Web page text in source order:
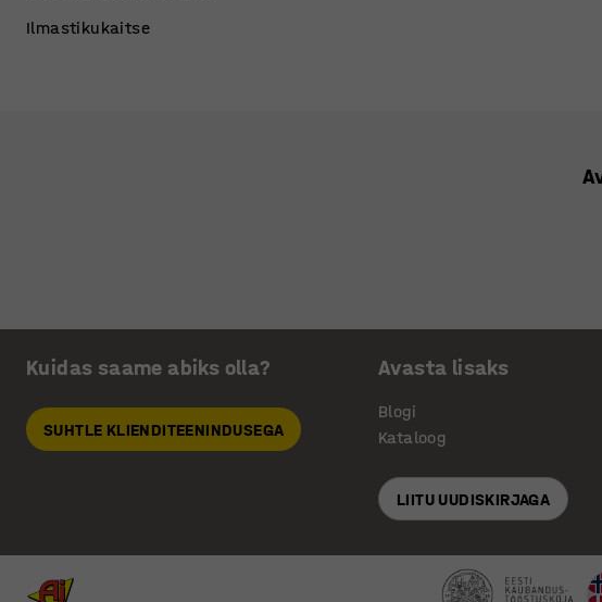
Ilmastikukaitse
Kuidas saame abiks olla?
SUHTLE KLIENDITEENINDUSEGA
Avasta lisaks
Blogi
Kataloog
LIITU UUDISKIRJAGA